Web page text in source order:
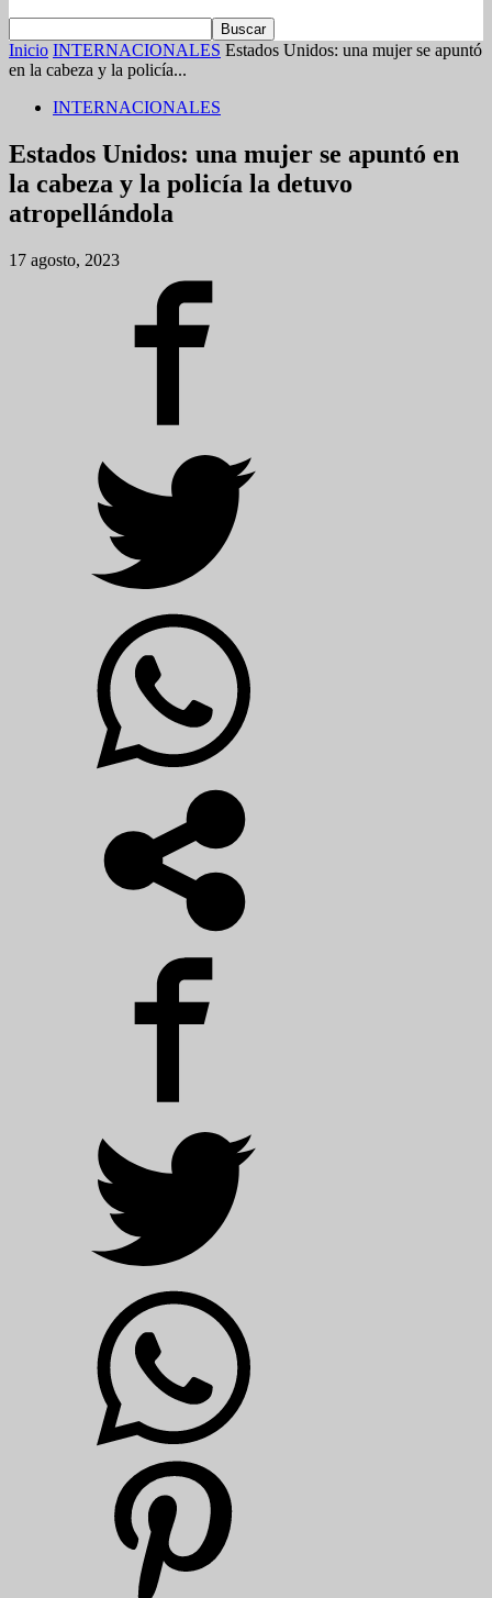
Inicio INTERNACIONALES Estados Unidos: una mujer se apuntó
en la cabeza y la policía...
INTERNACIONALES
Estados Unidos: una mujer se apuntó en
la cabeza y la policía la detuvo
atropellándola
17 agosto, 2023